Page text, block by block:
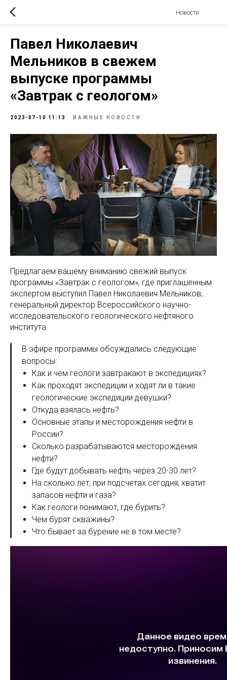
Новости
Павел Николаевич
Мельников в свежем
выпуске программы
«Завтрак с геологом»
2023-07-10 11:13 ВАЖНЫЕ НОВОСТИ
Предлагаем вашему вниманию свежий выпуск
программы «Завтрак с геологом», где приглашенным
экспертом выступил Павел Николаевич Мельников,
генеральный директор Всероссийского научно-
исследовательского геологического нефтяного
института.
В эфире программы обсуждались следующие
вопросы:
Как и чем геологи завтракают в экспедициях?
Как проходят экспедиции и ходят ли в такие
геологические экспедиции девушки?
Откуда взялась нефть?
Основные этапы и месторождения нефти в
России?
Сколько разрабатываются месторождения
нефти?
Где будут добывать нефть через 20-30 лет?
На сколько лет, при подсчетах сегодня, хватит
запасов нефти и газа?
Как геологи понимают, где бурить?
Чем бурят скважины?
Что бывает за бурение не в том месте?